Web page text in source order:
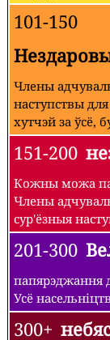
101-150
Члены
наступствы
хутчэй за ўсё,
151-200
Кожны можа
Члены
сур'ёзныя
201-300
папярэджання
Усё
300+